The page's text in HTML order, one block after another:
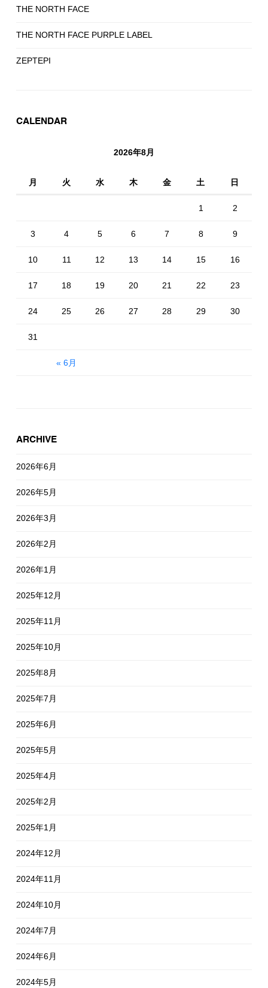
THE NORTH FACE
THE NORTH FACE PURPLE LABEL
ZEPTEPI
CALENDAR
2026年8月
月 火 水 木 金 土 日
« 6月
1 2
3 4 5 6 7 8 9
10 11 12 13 14 15 16
17 18 19 20 21 22 23
24 25 26 27 28 29 30
31
ARCHIVE
2026年6月
2026年5月
2026年3月
2026年2月
2026年1月
2025年12月
2025年11月
2025年10月
2025年8月
2025年7月
2025年6月
2025年5月
2025年4月
2025年2月
2025年1月
2024年12月
2024年11月
2024年10月
2024年7月
2024年6月
2024年5月